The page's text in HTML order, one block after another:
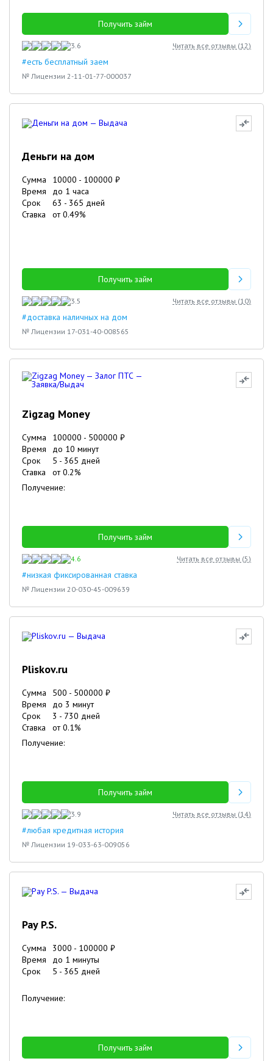
Получить займ
3.6 Читать все отзывы (12)
#есть бесплатный заем
№ Лицензии 2-11-01-77-000037
Деньги на дом
Сумма 10000 - 100000 ₽
Время
до 1 часа
Срок
63 - 365 дней
Ставка
от0.49%
Получить займ
3.5 Читать все отзывы (10)
#доставка наличных на дом
№ Лицензии 17-031-40-008565
Zigzag Money
Сумма 100000 - 500000 ₽
Время
до 10 минут
Срок
5 - 365 дней
Ставка
от0.2%
Получение:
Получить займ
4.6 Читать все отзывы (5)
#низкая фиксированная ставка
№ Лицензии 20-030-45-009639
Pliskov.ru
Сумма 500 - 500000 ₽
Время
до 3 минут
Срок
3 - 730 дней
Ставка
от0.1%
Получение:
Получить займ
3.9 Читать все отзывы (14)
#любая кредитная история
№ Лицензии 19-033-63-009056
Pay P.S.
Сумма 3000 - 100000 ₽
Время
до 1 минуты
Срок
5 - 365 дней
Получение:
Получить займ